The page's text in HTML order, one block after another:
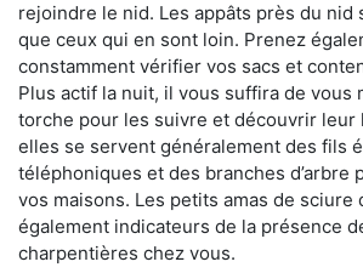
rejoindre le nid. Les appâts près du nid
que ceux qui en sont loin. Prenez
constamment vérifier vos sacs et
Plus actif la nuit, il vous suffira de vous
torche pour les suivre et découvrir leur
elles se servent généralement des fils
téléphoniques et des branches d’arbre
vos maisons. Les petits amas de sciure
également indicateurs de la présence
charpentières chez vous.